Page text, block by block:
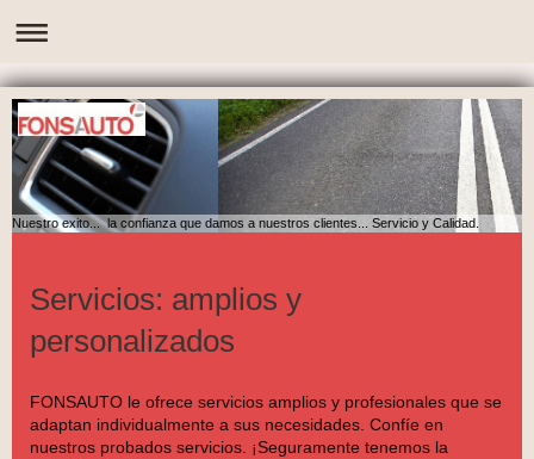
Nuestro exito... la confianza que damos a nuestros clientes... Servicio y Calidad.
Servicios: amplios y
personalizados
FONSAUTO le ofrece servicios amplios y profesionales que se
adaptan individualmente a sus necesidades. Confíe en
nuestros probados servicios. ¡Seguramente tenemos la